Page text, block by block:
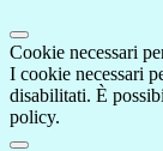
Cookie necessari
I cookie necessari
disabilitati. È
policy.